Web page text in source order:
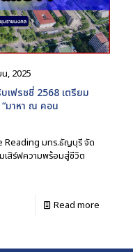
, 2025
ฟรชชี่ 2568 เตรียม
มาหา ณ คอน
Reading มทร.ธัญบุรี จัด
เสิร์ฟความพร้อมสู่ชีวิต
Read more